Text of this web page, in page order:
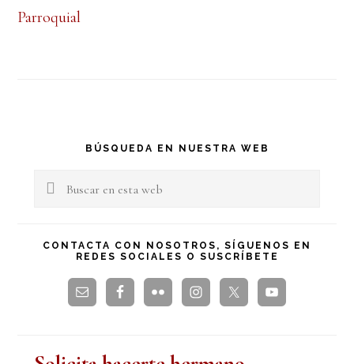
Parroquial
Barra
lateral
BÚSQUEDA EN NUESTRA WEB
Buscar
esta
CONTACTA CON NOSOTROS, SÍGUENOS EN
REDES SOCIALES O SUSCRÍBETE